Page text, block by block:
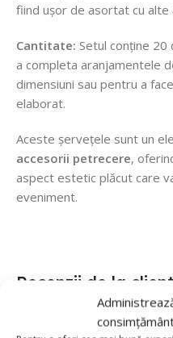
fiind ușor de asortat cu
Cantitate: Setul conține
a completa aranjamentele
dimensiuni sau pentru a
elaborat.
Aceste șervețele sunt un
accesorii petrecere,
aspect estetic plăcut care
eveniment.
Recenzii de la